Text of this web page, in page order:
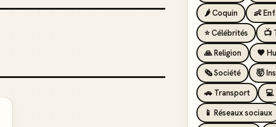
🌶️ Coquin
👶
⭐ Célébrités
📺
🙏 Religion
🖤
🗞️ Société
🤯
🚗 Transport
💻
📱 Réseaux sociaux